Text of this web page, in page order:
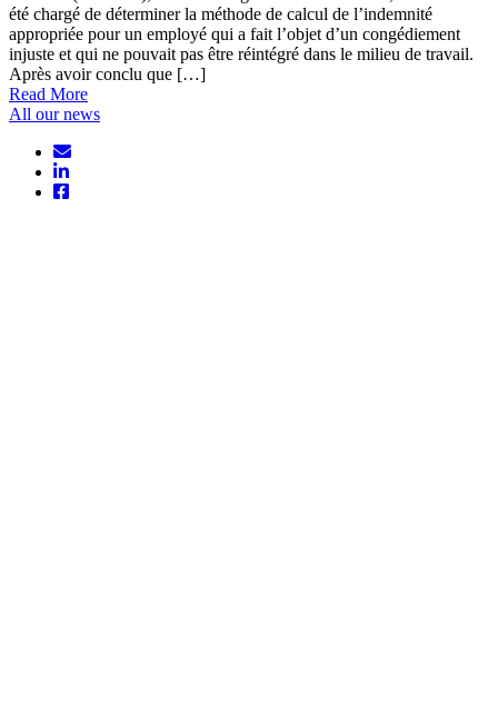
été chargé de déterminer la méthode de calcul de l’indemnité
appropriée pour un employé qui a fait l’objet d’un congédiement
injuste et qui ne pouvait pas être réintégré dans le milieu de travail.
Après avoir conclu que […]
Read More
All our news